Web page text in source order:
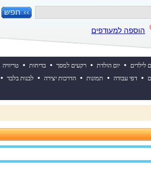
הוספה למעודפים
לילדים • יום הולדת • רקעים למסך • בדיחות • טריוויה
• דפי עבודה • תמונות • הדרכות יצירה • לבנות בלבד •